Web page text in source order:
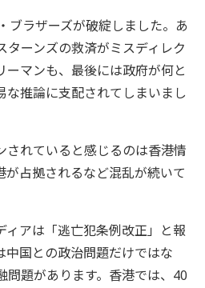
ブラザーズが破綻しました。あ
ターンズの救済がミスディレク
ーマンも、最後には政府が何と
な推論に支配されてしまいまし
されていると感じるのは香港情
が占拠されるなど混乱が続いて
ィアは「逃亡犯条例改正」と報
中国との政治問題だけではな
問題があります。香港では、40